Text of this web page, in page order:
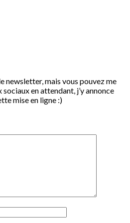
newsletter, mais vous pouvez me
sociaux en attendant, j’y annonce
mise en ligne :)